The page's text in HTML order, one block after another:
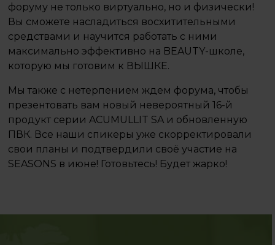
форуму не только виртуально, но и физически!
Вы сможете насладиться восхитительными
средствами и научится работать с ними
максимально эффективно на BEAUTY-школе,
которую мы готовим к ВЫШКЕ.
Мы также с нетерпением ждем форума, чтобы
презентовать вам новый невероятный 16-й
продукт серии ACUMULLIT SA и обновленную
ПВК. Все наши спикеры уже скорректировали
свои планы и подтвердили своё участие на
SEASONS в июне! Готовьтесь! Будет жарко!